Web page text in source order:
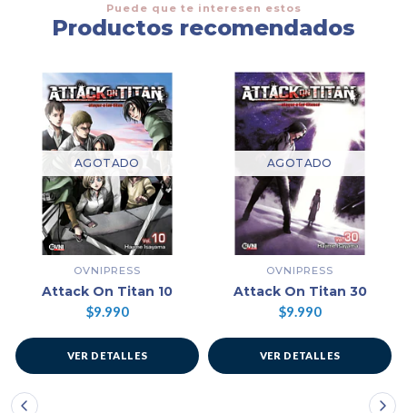
Puede que te interesen estos
Productos recomendados
AGOTADO
OVNIPRESS
Attack On Titan 10
$9.990
VER DETALLES
AGOTADO
OVNIPRESS
Attack On Titan 30
$9.990
VER DETALLES